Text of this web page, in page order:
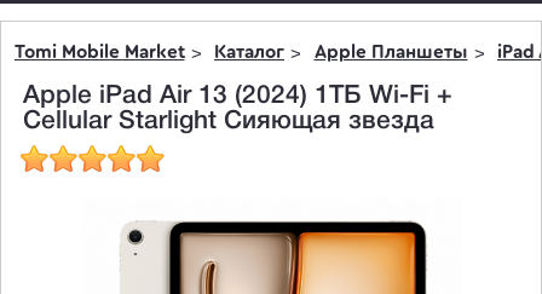
Tomi Mobile Market Каталог Apple Планшеты iPad
Apple iPad Air 13 (2024) 1ТБ Wi-Fi +
Cellular Starlight Сияющая звезда